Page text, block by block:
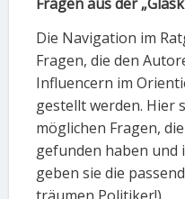
Die Navigation im
Fragen, die den
Influencern im
gestellt werden. Hier
möglichen Fragen,
gefunden haben und
geben sie die